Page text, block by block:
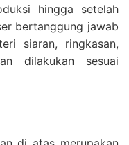
hingga setelah
bertanggung jawab
siaran, ringkasan,
dilakukan sesuai